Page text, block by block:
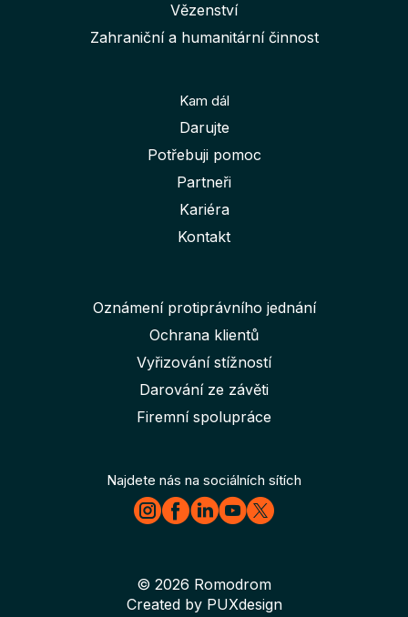
Vězenství
Zahraniční a humanitární činnost
Kam dál
Darujte
Potřebuji pomoc
Partneři
Kariéra
Kontakt
Oznámení protiprávního jednání
Ochrana klientů
Vyřizování stížností
Darování ze závěti
Firemní spolupráce
Najdete nás na sociálních sítích
© 2026 Romodrom
Created by PUXdesign